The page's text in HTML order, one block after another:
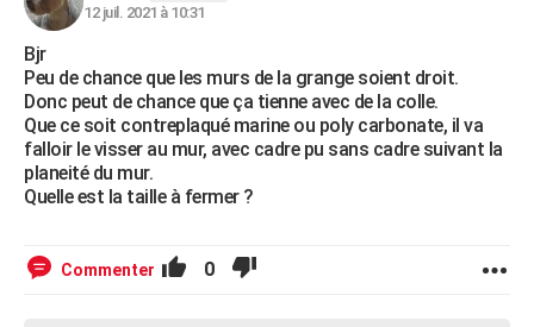
12 juil. 2021 à 10:31
Bjr
Peu de chance que les murs de la grange soient droit.
Donc peut de chance que ça tienne avec de la colle.
Que ce soit contreplaqué marine ou poly carbonate, il va
falloir le visser au mur, avec cadre pu sans cadre suivant la
planeité du mur.
Quelle est la taille à fermer ?
Commenter 0